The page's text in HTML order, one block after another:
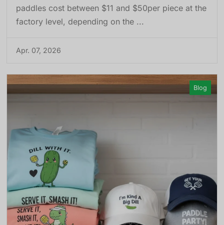
paddles cost between $11 and $50per piece at the
factory level, depending on the ...
Apr. 07, 2026
Blog